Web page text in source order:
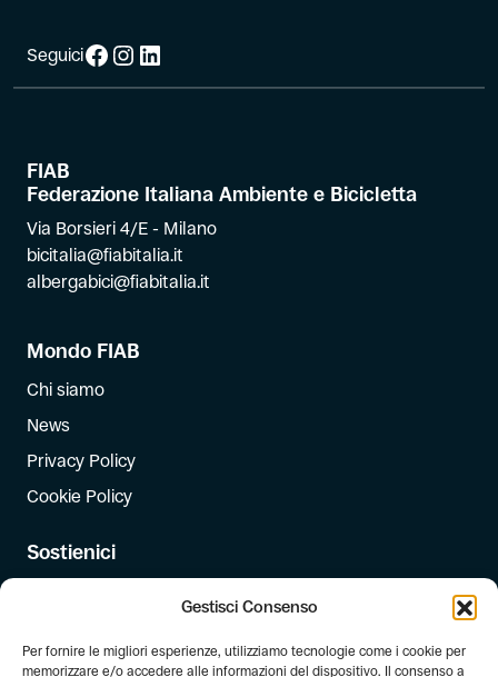
Gestisci Consenso
Per fornire le migliori esperienze, utilizziamo tecnologie come i cookie per
memorizzare e/o accedere alle informazioni del dispositivo. Il consenso a
SeguiciFacebook
Instagram
LinkedIn
FIAB
Federazione Italiana Ambiente e Bicicletta
Via Borsieri 4/E - Milano
bicitalia@fiabitalia.it
albergabici@fiabitalia.it
Mondo FIAB
Chi siamo
News
Privacy Policy
Cookie Policy
Sostienici
Dona il 5 per mille